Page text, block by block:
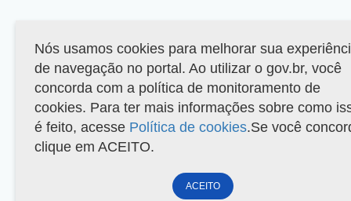
Nós usamos cookies para melhorar sua
de navegação no portal. Ao utilizar o gov.br, você
concorda com a política de monitoramento de
cookies. Para ter mais informações sobre como
é feito, acesse Política de cookies.Se você
clique em ACEITO.
ACEITO